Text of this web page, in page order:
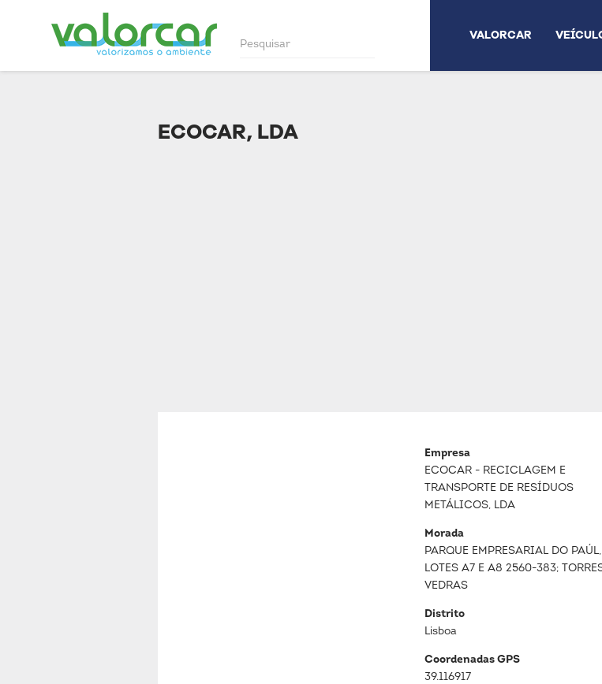
VALORCAR
ECOCAR, LDA
Empresa
ECOCAR - RECICLAGEM E
TRANSPORTE DE RESÍDUOS
METÁLICOS, LDA
Morada
PARQUE EMPRESARIAL DO PAÚL,
LOTES A7 E A8 2560-383;
VEDRAS
Distrito
Lisboa
Coordenadas GPS
39.116917